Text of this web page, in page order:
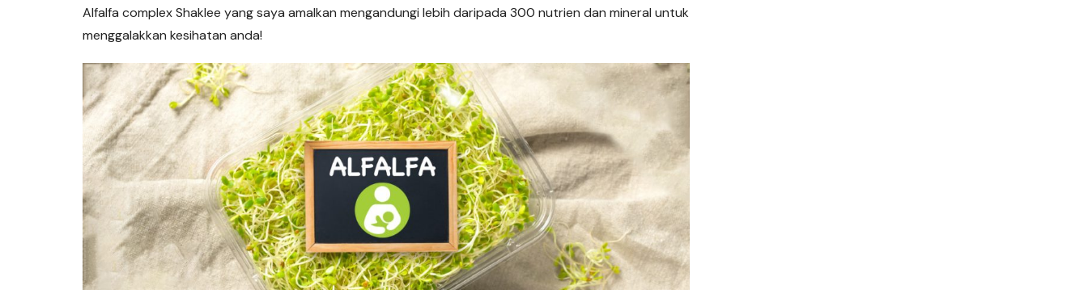
Alfalfa complex Shaklee yang saya amalkan mengandungi lebih daripada 300 nutrien dan mineral untuk
menggalakkan kesihatan anda!